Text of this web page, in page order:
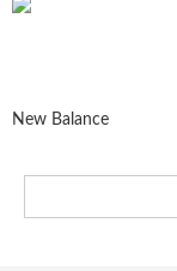
New Balance